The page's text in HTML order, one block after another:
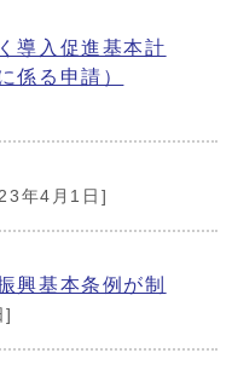
導入促進基本計
係る申請）
年4月1日]
興基本条例が制
]